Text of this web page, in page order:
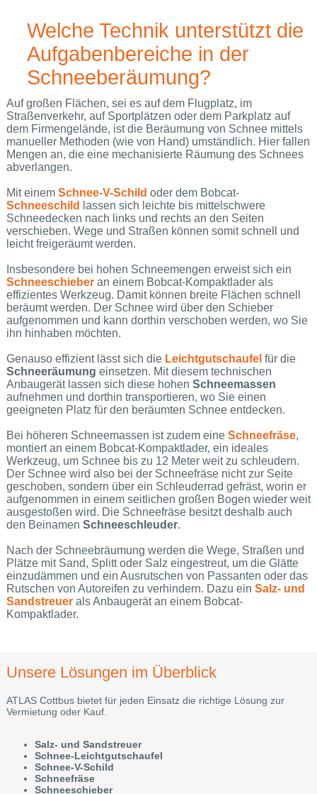
Welche Technik unterstützt die
Aufgabenbereiche in der
Schneeberäumung?
Auf großen Flächen, sei es auf dem Flugplatz, im
Straßenverkehr, auf Sportplätzen oder dem Parkplatz auf
dem Firmengelände, ist die Beräumung von Schnee mittels
manueller Methoden (wie von Hand) umständlich. Hier fallen
Mengen an, die eine mechanisierte Räumung des Schnees
abverlangen.
Mit einem Schnee-V-Schild oder dem Bobcat-
Schneeschild
lassen sich leichte bis mittelschwere
Schneedecken nach links und rechts an den Seiten
verschieben. Wege und Straßen können somit schnell und
leicht freigeräumt werden.
Insbesondere bei hohen Schneemengen erweist sich ein
Schneeschieber an einem Bobcat-Kompaktlader als
effizientes Werkzeug. Damit können breite Flächen schnell
beräumt werden. Der Schnee wird über den Schieber
aufgenommen und kann dorthin verschoben werden, wo Sie
ihn hinhaben möchten.
Genauso effizient lässt sich die Leichtgutschaufel für die
Schneeräumung einsetzen. Mit diesem technischen
Anbaugerät lassen sich diese hohen Schneemassen
aufnehmen und dorthin transportieren, wo Sie einen
geeigneten Platz für den beräumten Schnee entdecken.
Bei höheren Schneemassen ist zudem eine Schneefräse,
montiert an einem Bobcat-Kompaktlader, ein ideales
Werkzeug, um Schnee bis zu 12 Meter weit zu schleudern.
Der Schnee wird also bei der Schneefräse nicht zur Seite
geschoben, sondern über ein Schleuderrad gefräst, worin er
aufgenommen in einem seitlichen großen Bogen wieder weit
ausgestoßen wird. Die Schneefräse besitzt deshalb auch
den Beinamen Schneeschleuder.
Nach der Schneebräumung werden die Wege, Straßen und
Plätze mit Sand, Splitt oder Salz eingestreut, um die Glätte
einzudämmen und ein Ausrutschen von Passanten oder das
Rutschen von Autoreifen zu verhindern. Dazu ein Salz- und
Sandstreuerals Anbaugerät an einem Bobcat-
Kompaktlader.
Unsere Lösungen im Überblick
ATLAS Cottbus bietet für jeden Einsatz die richtige Lösung zur
Vermietung oder Kauf.
Salz- und Sandstreuer
Schnee-Leichtgutschaufel
Schnee-V-Schild
Schneefräse
Schneeschieber